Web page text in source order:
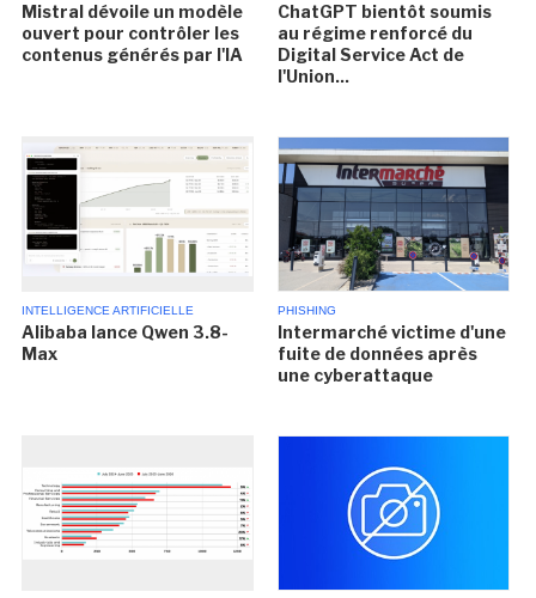
Mistral dévoile un modèle
ouvert pour contrôler les
contenus générés par l'IA
ChatGPT bientôt soumis
au régime renforcé du
Digital Service Act de
l'Union...
INTELLIGENCE ARTIFICIELLE
Alibaba lance Qwen 3.8-
Max
PHISHING
Intermarché victime d'une
fuite de données après
une cyberattaque